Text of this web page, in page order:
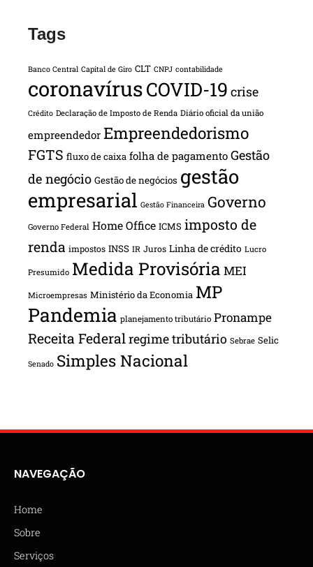
Tags
Banco Central Capital de Giro CLT CNPJ contabilidade
coronavírusCOVID-19 crise
Crédito Declaração de Imposto de Renda Diário oficial da união
empreendedor Empreendedorismo
FGTS fluxo de caixa folha de pagamento Gestão
de negócio Gestão de negócios gestão
empresarial Gestão Financeira Governo
Governo Federal Home Office ICMS imposto de
renda impostos INSS IR Juros Linha de crédito Lucro
Presumido Medida Provisória MEI
Microempresas Ministério da Economia MP
Pandemia planejamento tributário Pronampe
Receita Federalregime tributário Sebrae Selic
Senado Simples Nacional
NAVEGAÇÃO
Home
Sobre
Serviços